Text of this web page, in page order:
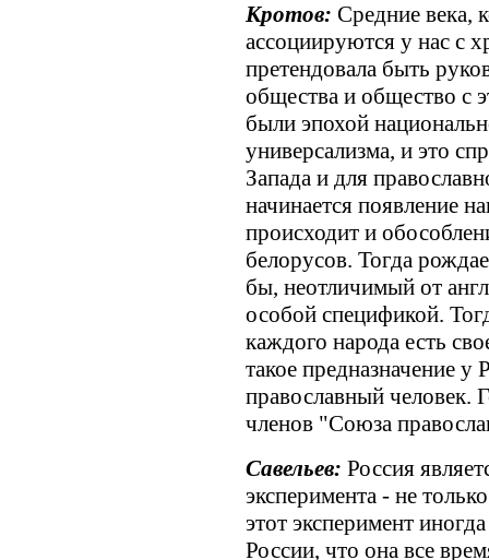
Кротов: Средние века,
ассоциируются у нас с
претендовала быть
общества и общество с
были эпохой
универсализма, и это
Запада и для
начинается появление
происходит и
белорусов. Тогда
бы, неотличимый от
особой спецификой.
каждого народа есть
такое предназначение у
православный человек.
членов "Союза
Савельев: Россия
эксперимента - не
этот эксперимент
России, что она все